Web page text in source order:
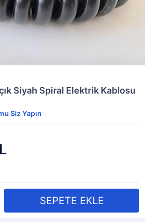
Siyah Spiral Elektrik Kablosu
Siz Yapın